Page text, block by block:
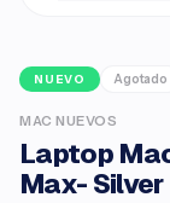
NUEVO Agotado
MAC NUEVOS
Laptop
Max- Silver